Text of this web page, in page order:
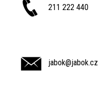
211 222 440
jabok@jabok.cz